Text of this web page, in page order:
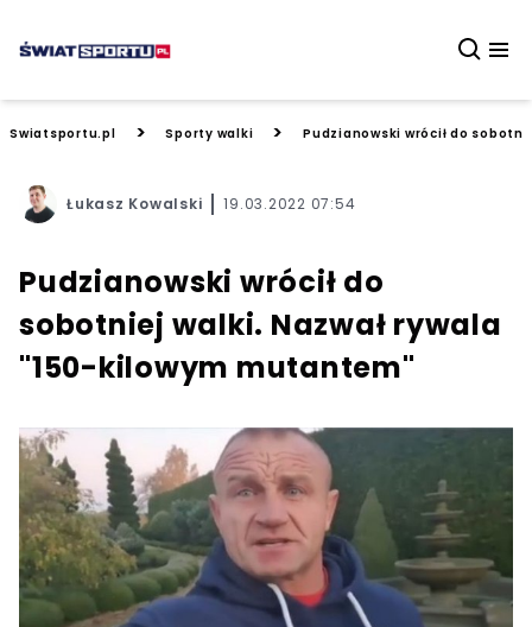
Swiatsportu.pl > Sporty walki > Pudzianowski wrócił do
Łukasz Kowalski 19.03.2022 07:54
Pudzianowski wrócił do
sobotniej walki. Nazwał rywala
"150-kilowym mutantem"